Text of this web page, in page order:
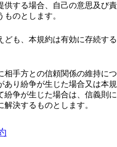
供する場合、自己の意思及び責
のとします。
ども、本規約は有効に存続する
相手方との信頼関係の維持につ
あり紛争が生じた場合又は本規
紛争が生じた場合は、信義則に
決するものとします。